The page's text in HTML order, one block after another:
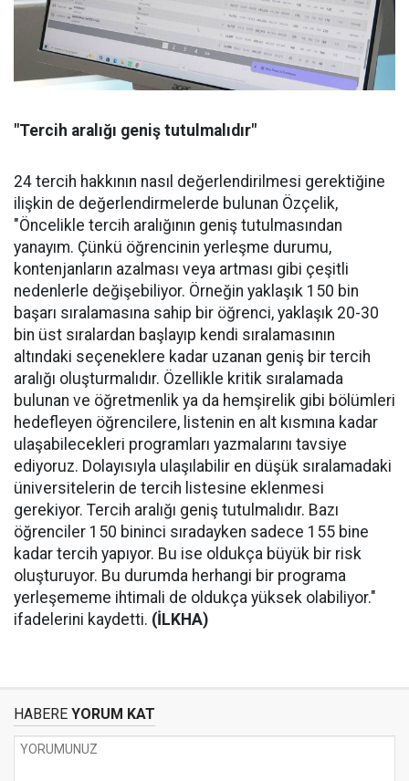
"Tercih aralığı geniş tutulmalıdır"
24 tercih hakkının nasıl değerlendirilmesi gerektiğine
ilişkin de değerlendirmelerde bulunan Özçelik,
"Öncelikle tercih aralığının geniş tutulmasından
yanayım. Çünkü öğrencinin yerleşme durumu,
kontenjanların azalması veya artması gibi çeşitli
nedenlerle değişebiliyor. Örneğin yaklaşık 150 bin
başarı sıralamasına sahip bir öğrenci, yaklaşık 20-30
bin üst sıralardan başlayıp kendi sıralamasının
altındaki seçeneklere kadar uzanan geniş bir tercih
aralığı oluşturmalıdır. Özellikle kritik sıralamada
bulunan ve öğretmenlik ya da hemşirelik gibi bölümleri
hedefleyen öğrencilere, listenin en alt kısmına kadar
ulaşabilecekleri programları yazmalarını tavsiye
ediyoruz. Dolayısıyla ulaşılabilir en düşük sıralamadaki
üniversitelerin de tercih listesine eklenmesi
gerekiyor. Tercih aralığı geniş tutulmalıdır. Bazı
öğrenciler 150 bininci sıradayken sadece 155 bine
kadar tercih yapıyor. Bu ise oldukça büyük bir risk
oluşturuyor. Bu durumda herhangi bir programa
yerleşememe ihtimali de oldukça yüksek olabiliyor."
ifadelerini kaydetti. (İLKHA)
HABERE YORUM KAT